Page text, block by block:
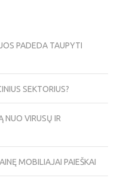
PADEDA TAUPYTI
SEKTORIUS?
NUO VIRUSŲ IR
MOBILIAJAI PAIEŠKAI